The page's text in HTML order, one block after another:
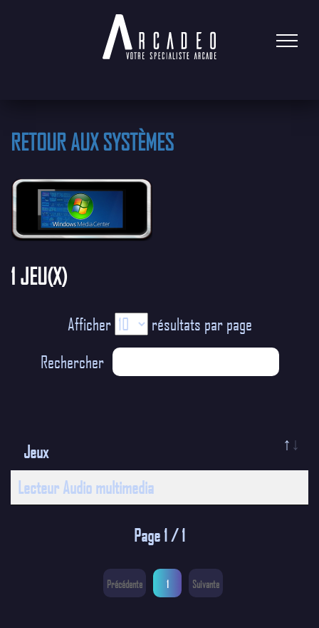
RETOUR AUX SYSTÈMES
1 JEU(X)
Afficher
résultats par page
Rechercher
Jeux
Lecteur Audio multimedia
Page 1 / 1
Précédente 1 Suivante